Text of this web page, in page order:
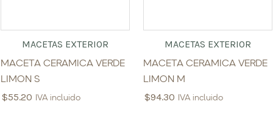
MACETAS EXTERIOR
MACETA CERAMICA VERDE
LIMON S
$55.20 IVA incluido
MACETAS EXTERIOR
MACETA CERAMICA VERDE
LIMON M
$94.30 IVA incluido